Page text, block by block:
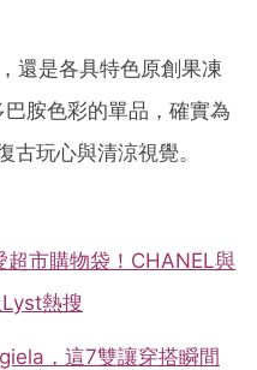
還是各具特色原創果凍
胺色彩的單品，確實為
玩心與清涼視覺。
市購物袋！CHANEL與
熱搜
，這7雙讓穿搭瞬間